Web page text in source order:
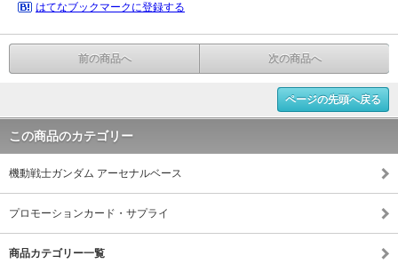
はてなブックマークに登録する
前の商品へ 次の商品へ
ページの先頭へ戻る
この商品のカテゴリー
機動戦士ガンダム アーセナルベース
プロモーションカード・サプライ
商品カテゴリー一覧